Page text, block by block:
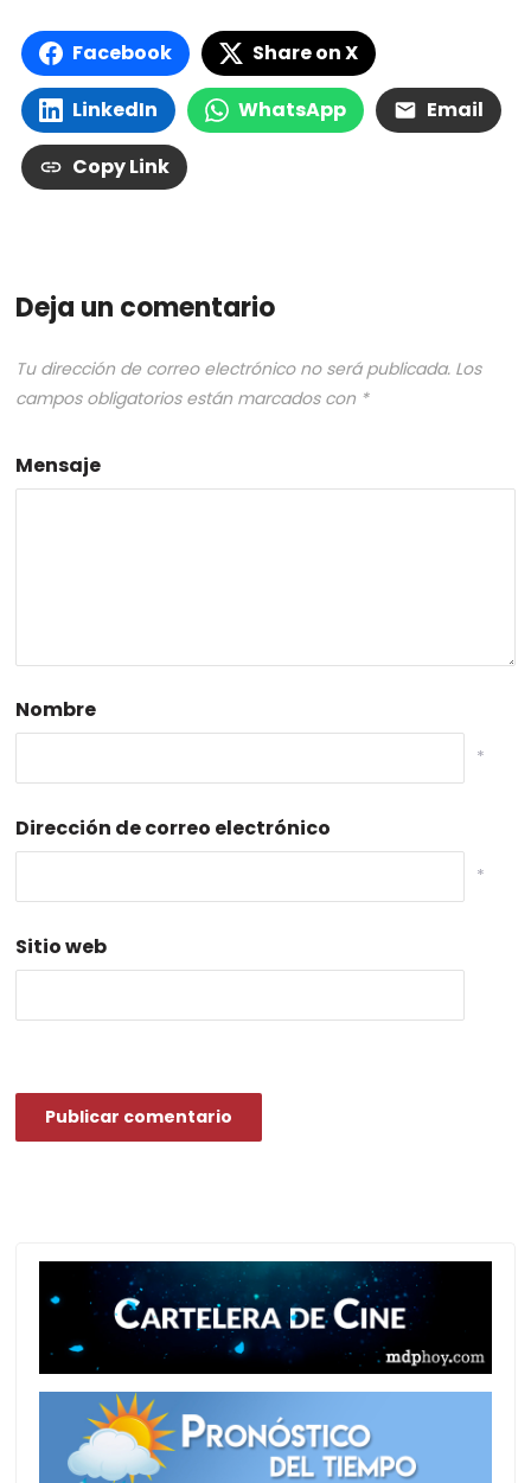
Facebook Share on X
LinkedIn WhatsApp Email
Copy Link
Deja un comentario
Tu dirección de correo electrónico no será publicada. Los
campos obligatorios están marcados con *
Mensaje
Nombre
*
Dirección de correo electrónico
*
Sitio web